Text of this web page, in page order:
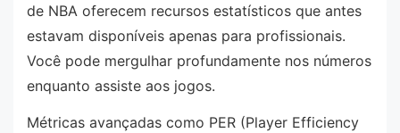
de NBA oferecem recursos estatísticos que antes
estavam disponíveis apenas para profissionais.
Você pode mergulhar profundamente nos números
enquanto assiste aos jogos.
Métricas avançadas como PER (Player Efficiency